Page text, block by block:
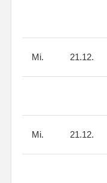
Mi. 21.12.
Mi. 21.12.